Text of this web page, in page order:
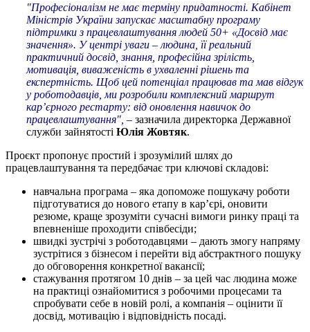
"Професіоналізм не має терміну придатності. Кабінет
Міністрів України запускає масштабну програму
підтримки з працевлаштування людей 50+ «Досвід має
значення». У центрі уваги – людина, її реальний
практичний досвід, знання, професійна зрілість,
мотивація, виваженість в ухваленні рішень та
експертність. Щоб цей потенціал працював та мав відгук
у роботодавців, ми розробили комплексний маршрут
кар’єрного рестарту: від оновлення навичок до
працевлаштування", – зазначила директорка Державної
служби зайнятості Юлія Жовтяк.
Проєкт пропонує простий і зрозумілий шлях до
працевлаштування та передбачає три ключові складові:
навчальна програма – яка допоможе пошукачу роботи
підготуватися до нового етапу в кар’єрі, оновити
резюме, краще зрозуміти сучасні вимоги ринку праці та
впевненіше проходити співбесіди;
швидкі зустрічі з роботодавцями – дають змогу напряму
зустрітися з бізнесом і перейти від абстрактного пошуку
до обговорення конкретної вакансії;
стажування протягом 10 днів – за цей час людина може
на практиці ознайомитися з робочими процесами та
спробувати себе в новій ролі, а компанія – оцінити її
досвід, мотивацію і відповідність посаді.